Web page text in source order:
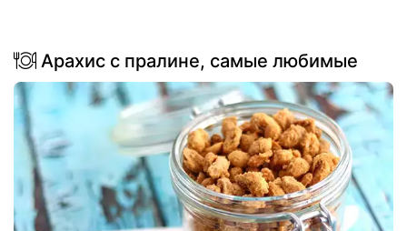
Арахис с пралине, самые любимые